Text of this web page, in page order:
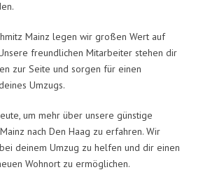
Mainz legen wir großen Wert auf
freundlichen Mitarbeiter stehen dir
zur Seite und sorgen für einen
Umzugs.
um mehr über unsere günstige
nach Den Haag zu erfahren. Wir
deinem Umzug zu helfen und dir einen
Wohnort zu ermöglichen.